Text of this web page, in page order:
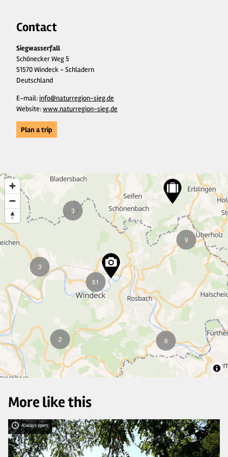
Contact
Siegwasserfall
Schönecker Weg 5
51570 Windeck - Schladern
Deutschland
E-mail:info@naturregion-sieg.de
Website:www.naturregion-sieg.de
Plan a trip
51
9
3
6
3
2
More like this
Always open